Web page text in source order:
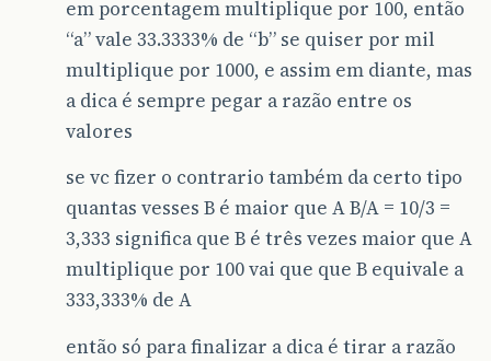
em porcentagem multiplique por 100, então
“a” vale 33.3333% de “b” se quiser por mil
multiplique por 1000, e assim em diante, mas
a dica é sempre pegar a razão entre os
valores
se vc fizer o contrario também da certo tipo
quantas vesses B é maior que A B/A = 10/3 =
3,333 significa que B é três vezes maior que A
multiplique por 100 vai que que B equivale a
333,333% de A
então só para finalizar a dica é tirar a razão